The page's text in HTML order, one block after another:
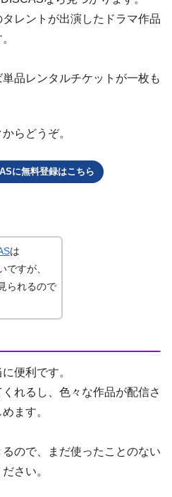
レントが出演したドラマ作品
品レンタルチケットが一枚も
らどうぞ。
に無料登録はこちら
は
ですが、
られるので
便利です。
れるし、色々な作品が配信さ
ます。
ので、まだ使ったことのない
さい。